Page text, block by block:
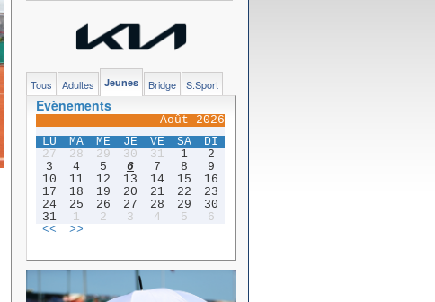
Tous Adultes Jeunes Bridge S.Sport
Evènements
Août 2026
LU
MA ME JE VE SA
DI
27
28 29 30 31 1
2
3
4 5 6 7 8
9
10
11 12 13 14 15
16
17
18 19 20 21 22
23
24
25 26 27 28 29
30
31
1 2 3 4 5
6
<<
>>